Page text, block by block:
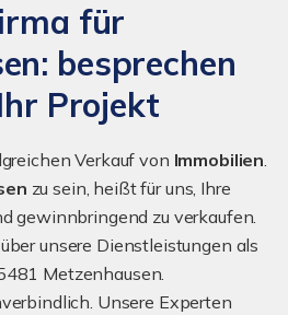
für
besprechen
Projekt
Verkauf von Immobilien.
zu sein, heißt für uns, Ihre
gewinnbringend zu verkaufen.
unsere Dienstleistungen als
Metzenhausen.
Unsere Experten